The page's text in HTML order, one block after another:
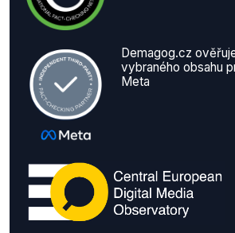
Demagog.cz
vybraného obsahu
Meta